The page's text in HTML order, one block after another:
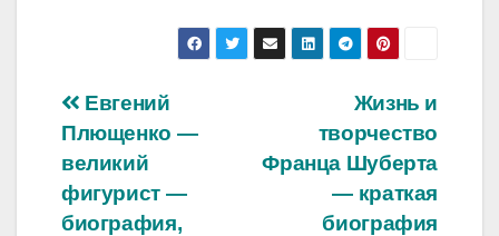
Навигация
по
записям
Жизнь и
творчество
Франца Шуберта
— краткая
биография
Евгений
Плющенко —
великий
фигурист —
биография,